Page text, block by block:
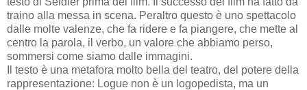
traino alla messa in scena. Peraltro questo è uno spettacolo
dalle molte valenze, che fa ridere e fa piangere, che mette al
centro la parola, il verbo, un valore che abbiamo perso,
sommersi come siamo dalle immagini.
Il testo è una metafora molto bella del teatro, del potere della
rappresentazione: Logue non è un logopedista, ma un